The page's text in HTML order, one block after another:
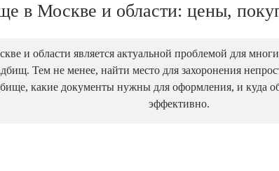
в Москве и области: цены,
и области является актуальной проблемой для
Тем не менее, найти место для захоронения
какие документы нужны для оформления, и куда
эффективно.